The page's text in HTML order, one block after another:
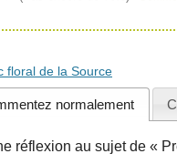
floral de la Source
normalement
réflexion au sujet de «